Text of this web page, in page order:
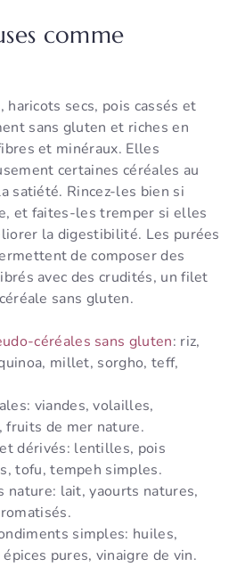
comme
secs, pois cassés et
sans gluten et riches en
et minéraux. Elles
certaines céréales au
satiété. Rincez-les bien si
et faites-les tremper si elles
la digestibilité. Les purées
de composer des
avec des crudités, un filet
sans gluten.
céréales sans gluten: riz,
millet, sorgho, teff,
viandes, volailles,
de mer nature.
dérivés: lentilles, pois
tofu, tempeh simples.
nature: lait, yaourts natures,
simples: huiles,
pures, vinaigre de vin.